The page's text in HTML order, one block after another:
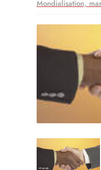
Mondialisation,